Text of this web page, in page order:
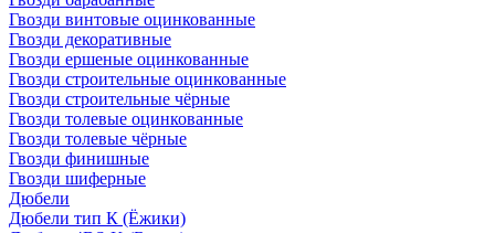
Гвозди винтовые оцинкованные
Гвозди декоративные
Гвозди ершеные оцинкованные
Гвозди строительные оцинкованные
Гвозди строительные чёрные
Гвозди толевые оцинкованные
Гвозди толевые чёрные
Гвозди финишные
Гвозди шиферные
Дюбели
Дюбели тип К (Ёжики)